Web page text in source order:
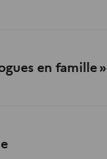
en famille »